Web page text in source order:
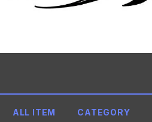
ALL ITEM CATEGORY